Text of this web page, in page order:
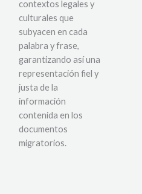
contextos legales y
culturales que
subyacen en cada
palabra y frase,
garantizando así una
representación fiel y
justa de la
información
contenida en los
documentos
migratorios.